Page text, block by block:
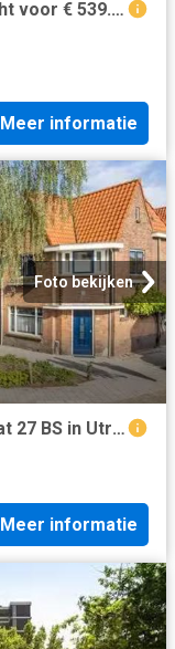
Huis te koop Valkstraat 64 in Utrecht voor € 539.000
Meer informatie
Foto bekijken
Appartement te koop Sumatrastraat 27 BS in Utrecht voor € 575.
Meer informatie